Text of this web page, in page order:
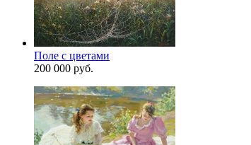
Поле с цветами
200 000 руб.